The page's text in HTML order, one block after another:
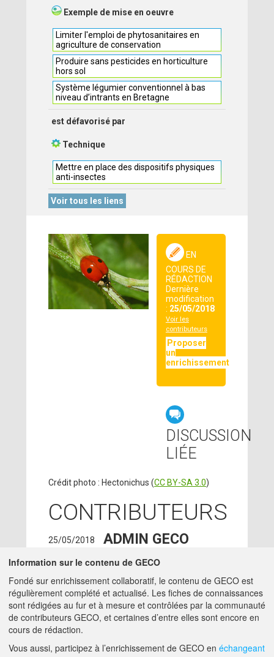
Exemple de mise en oeuvre
Limiter l'emploi de phytosanitaires en
agriculture de conservation
Produire sans pesticides en horticulture
hors sol
Système légumier conventionnel à bas
niveau d’intrants en Bretagne
est défavorisé par
Technique
Mettre en place des dispositifs physiques
anti-insectes
Voir tous les liens
EN
COURS DE
RÉDACTION
Dernière
modification
: 25/05/2018
Voir les
contributeurs
Proposer
un
enrichissement
DISCUSSION
LIÉE
Crédit photo : Hectonichus (CC BY-SA 3.0)
CONTRIBUTEURS
25/05/2018 ADMIN GECO
13/12/2017 SYLVIE COLLEU-
INRA
ingenieur -
SYLVIE.COLLEU@INRA.FR
A PROPOS DE GECO AIDE
Information sur le contenu de GECO
Fondé sur enrichissement collaboratif, le contenu de GECO est
régulièrement complété et actualisé. Les fiches de connaissances
sont rédigées au fur et à mesure et contrôlées par la communauté
de contributeurs GECO, et certaines d’entre elles sont encore en
cours de rédaction.
Vous aussi, participez à l’enrichissement de GECO en échangeant